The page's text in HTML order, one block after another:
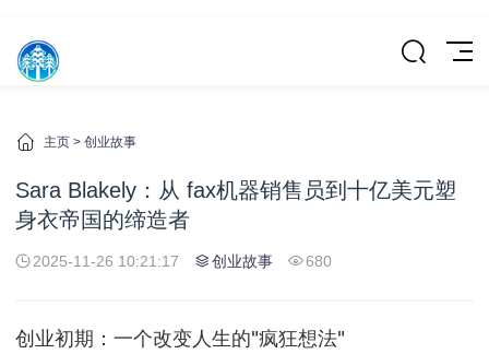
主页 > 创业故事
Sara Blakely：从 fax机器销售员到十亿美元塑
身衣帝国的缔造者
2025-11-26 10:21:17 创业故事 680
创业初期：一个改变人生的"疯狂想法"